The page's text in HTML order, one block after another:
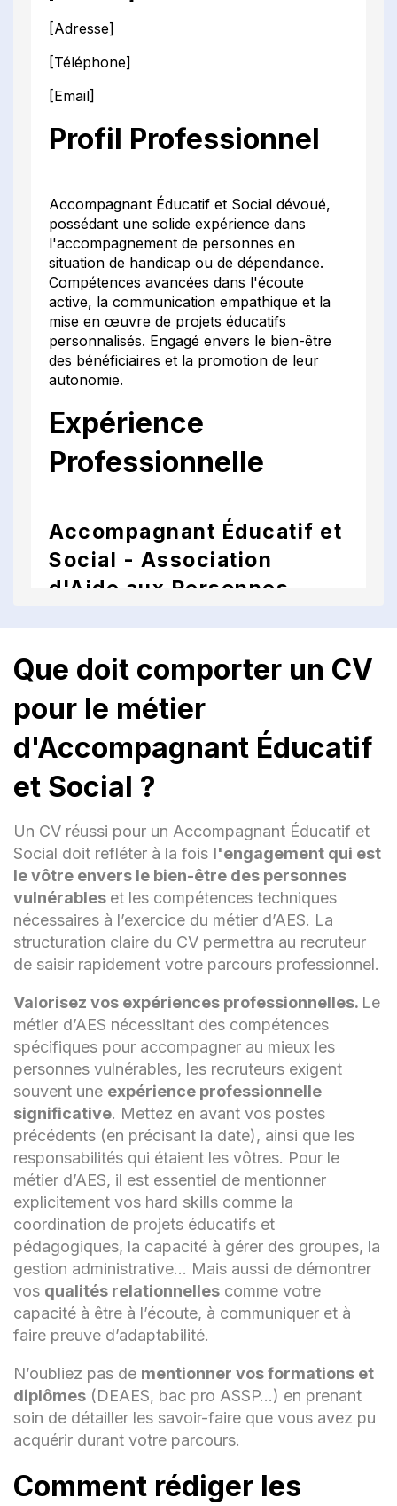
[Adresse]
[Téléphone]
[Email]
Profil Professionnel
Accompagnant Éducatif et Social dévoué,
possédant une solide expérience dans
l'accompagnement de personnes en
situation de handicap ou de dépendance.
Compétences avancées dans l'écoute
active, la communication empathique et la
mise en œuvre de projets éducatifs
personnalisés. Engagé envers le bien-être
des bénéficiaires et la promotion de leur
autonomie.
Expérience
Professionnelle
Accompagnant Éducatif et
Social - Association
d'Aide aux Personnes
Accompagnement individuel de
personnes en situation de handicap
dans leur vie quotidienne.
Élaboration et mise en œuvre de
projets personnalisés en collaboration
avec les équipes pluridisciplinaires.
Soutien dans les activités domestiques,
sociales et éducatives pour favoriser
l'autonomie.
Observation des évolutions et
ajustements continus des plans
d'accompagnement.
Stage d'Accompagnant
Éducatif et Social - Maison
de Retraite ABC, Ville,
Mois Année - Mois Année
Participation à la prise en charge des
résidents en perte d'autonomie.
Organisation d'activités stimulantes et
adaptées aux besoins des résidents.
Collaboration avec le personnel
soignant pour assurer une approche
holistique des besoins des résidents.
Rapports réguliers sur l'évolution des
résidents aux équipes de soins.
Formation
Académique
Diplôme d'État d'Accompagnant Éducatif
Sociale, Ville, Année d'obtention
Que doit comporter un CV
pour le métier
d'Accompagnant Éducatif
et Social ?
Un CV réussi pour un Accompagnant Éducatif et
Social doit refléter à la fois l'engagement qui est
le vôtre envers le bien-être des personnes
vulnérables et les compétences techniques
nécessaires à l’exercice du métier d’AES. La
structuration claire du CV permettra au recruteur
de saisir rapidement votre parcours professionnel.
Valorisez vos expériences professionnelles. Le
métier d’AES nécessitant des compétences
spécifiques pour accompagner au mieux les
personnes vulnérables, les recruteurs exigent
souvent une expérience professionnelle
significative. Mettez en avant vos postes
précédents (en précisant la date), ainsi que les
responsabilités qui étaient les vôtres. Pour le
métier d’AES, il est essentiel de mentionner
explicitement vos hard skills comme la
coordination de projets éducatifs et
pédagogiques, la capacité à gérer des groupes, la
gestion administrative… Mais aussi de démontrer
vos qualités relationnelles comme votre
capacité à être à l’écoute, à communiquer et à
faire preuve d’adaptabilité.
N’oubliez pas de mentionner vos formations et
diplômes (DEAES, bac pro ASSP…) en prenant
soin de détailler les savoir-faire que vous avez pu
acquérir durant votre parcours.
Comment rédiger les